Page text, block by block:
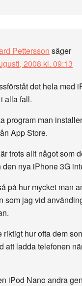
Pettersson säger
2008 kl. 09:13
det hela med
alla fall.
program man
App Store.
trots allt något som
nya iPhone 3G
på hur mycket man
som jag vid
riktigt hur ofta dem
att ladda telefonen
iPod Nano andra